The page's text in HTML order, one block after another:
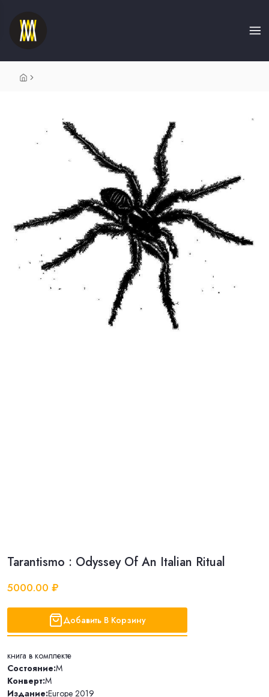
Tarantismo : Odyssey Of An Italian Ritual
5000.00 ₽
Добавить В Корзину
книга в комплекте
Состояние:M
Конверт:M
Издание:Europe 2019